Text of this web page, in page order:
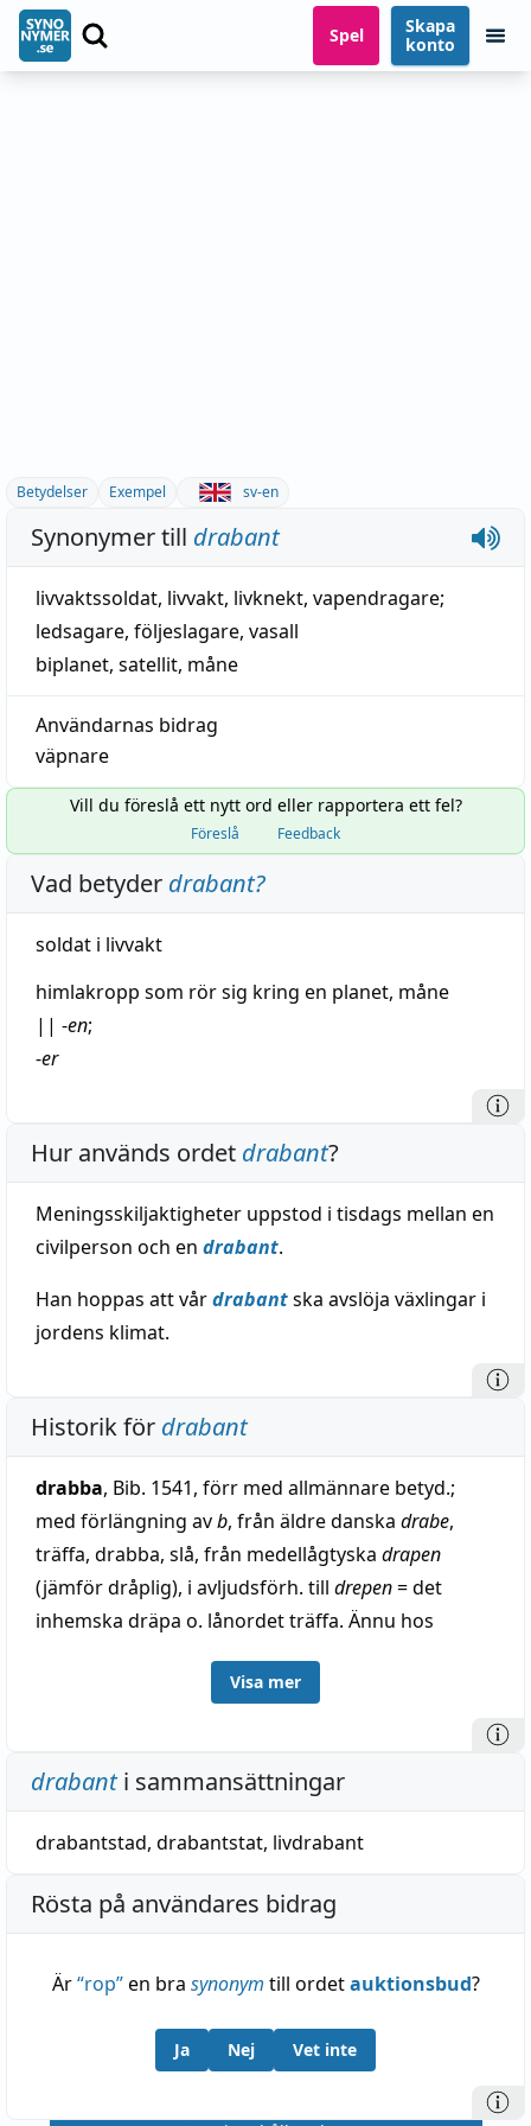
Spel
Skapa
konto
Betydelser Exempel sv-en
Synonymer till drabant
livvaktssoldat, livvakt, livknekt, vapendragare;
ledsagare, följeslagare, vasall
biplanet, satellit, måne
Användarnas bidrag
väpnare
Vill du föreslå ett nytt ord eller rapportera ett fel?
Föreslå Feedback
Vad betyder drabant?
soldat i livvakt
himlakropp som rör sig kring en planet, måne
|| -en;
-er
Hur används ordet drabant?
Meningsskiljaktigheter uppstod i tisdags mellan en
civilperson och en drabant.
Han hoppas att vårdrabantska avslöja växlingar i
jordens klimat.
Historik för drabant
drabba, Bib. 1541, förr med allmännare betyd.;
med förlängning avb, från äldre danska drabe,
träffa, drabba, slå, från medellågtyska drapen
(jämför dråplig), i avljudsförh. till drepen= det
inhemska dräpa o. lånordet träffa. Ännu hos
drabba målet, träffa målet.
Visa mer
drabanti sammansättningar
drabantstad, drabantstat, livdrabant
Rösta på användares bidrag
Är“rop”en bra synonym till ordetauktionsbud?
Ja Nej Vet inte